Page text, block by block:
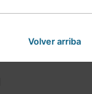
Volver arriba